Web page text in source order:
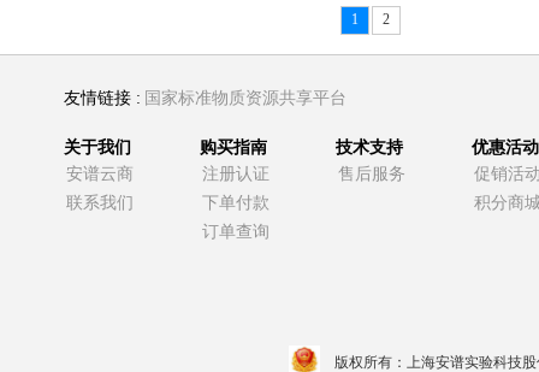
1 2
友情链接 : 国家标准物质资源共享平台
关于我们
安谱云商
联系我们
购买指南
注册认证
下单付款
订单查询
技术支持
售后服务
优惠活动
促销活
积分商
版权所有：上海安谱实验科技